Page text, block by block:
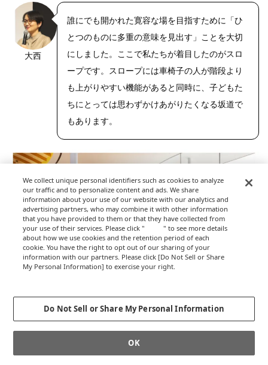
大西
誰にでも開かれた寛容な場を目指すために「ひ
とつのものに多重の意味を見出す」ことを大切
にしました。ここで私たちが着目したのがスロ
ープです。スロープには車椅子の人が階段より
も上がりやすい機能があると同時に、子どもた
ちにとっては思わずかけあがりたくなる坂道で
もあります。
提供写真
段差や色、素材の工夫によって、安全性と楽し
さ、美しさを重ねていく。一つの要素に一つの
We collect unique personal identifiers such as cookies to analyze
our traffic and to personalize content and ads. We share
information about your use of our website with our analytics and
advertising partners, who may combine it with other information
that you have provided to them or that they have collected from
your use of their services. Please click "
here" to see more details
about how we use cookies and the retention period of each
cookie. You have the right to opt out of our sharing of your
information with our partners. Please click [Do Not Sell or Share
My Personal Information] to exercise your right.
Do Not Sell or Share My Personal Information
OK